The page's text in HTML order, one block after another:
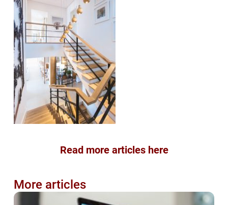
Read more articles here
More articles